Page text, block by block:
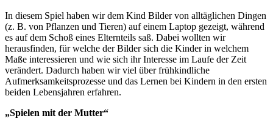
In diesem Spiel haben wir dem Kind Bilder von alltäglichen Dingen
(z. B. von Pflanzen und Tieren) auf einem Laptop gezeigt, während
es auf dem Schoß eines Elternteils saß. Dabei wollten wir
herausfinden, für welche der Bilder sich die Kinder in welchem
Maße interessieren und wie sich ihr Interesse im Laufe der Zeit
verändert. Dadurch haben wir viel über frühkindliche
Aufmerksamkeitsprozesse und das Lernen bei Kindern in den ersten
beiden Lebensjahren erfahren.
„Spielen mit der Mutter“